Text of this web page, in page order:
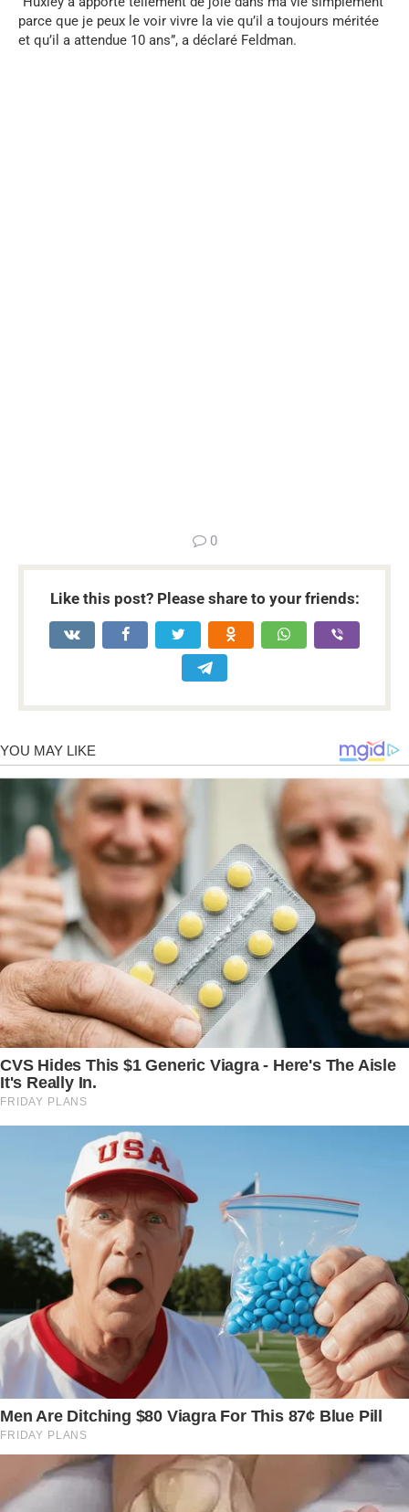
parce que je peux le voir vivre la vie qu’il a toujours méritée
et qu’il a attendue 10 ans”, a déclaré Feldman.
0
Like this post? Please share to your friends: